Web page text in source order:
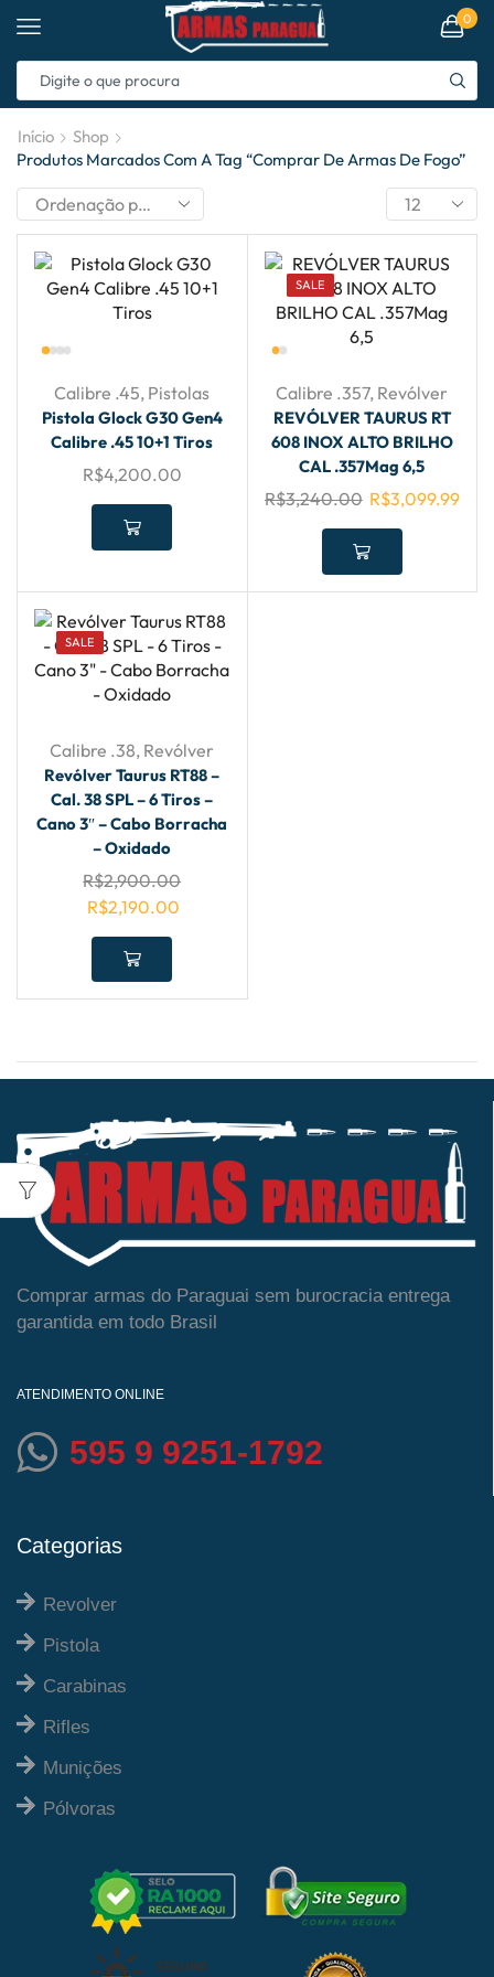
0
Início
Shop
Produtos Marcados Com A Tag “comprar De Armas De Fogo”
Calibre .45, Pistolas
Pistola Glock G30 Gen4
Calibre .45 10+1 Tiros
R$4,200.00
SALE
Calibre .357, Revólver
REVÓLVER TAURUS RT
608 INOX ALTO BRILHO
CAL .357Mag 6,5
R$3,240.00 R$3,099.99
SALE
Calibre .38, Revólver
Revólver Taurus RT88 –
Cal. 38 SPL – 6 Tiros –
Cano 3″ – Cabo Borracha
– Oxidado
R$2,900.00
R$2,190.00
Comprar armas do Paraguai sem burocracia entrega
garantida em todo Brasil
ATENDIMENTO ONLINE
595 9 9251-1792
Categorias
Revolver
Pistola
Carabinas
Rifles
Munições
Pólvoras